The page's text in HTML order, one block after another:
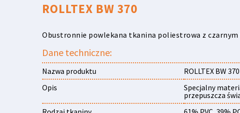
ROLLTEX BW 370
Obustronnie powlekana tkanina poliestrowa z czarnym
Dane techniczne:
Nazwa produktu
ROLLTEX BW 370
Opis
Specjalny
przepuszcza